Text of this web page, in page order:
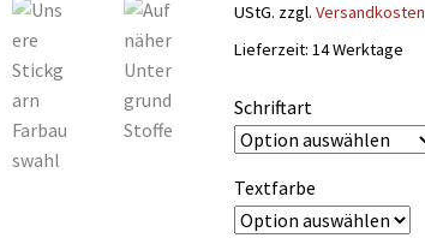
UStG. zzgl.Versandkosten
Lieferzeit:14 Werktage
Schriftart
Textfarbe